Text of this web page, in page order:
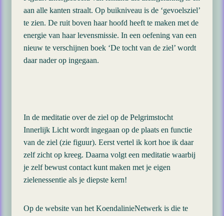
aan alle kanten straalt. Op buikniveau is de ‘gevoelsziel’
te zien. De ruit boven haar hoofd heeft te maken met de
energie van haar levensmissie. In een oefening van een
nieuw te verschijnen boek ‘De tocht van de ziel’ wordt
daar nader op ingegaan.
In de meditatie over de ziel op de Pelgrimstocht
Innerlijk Licht wordt ingegaan op de plaats en functie
van de ziel (zie figuur). Eerst vertel ik kort hoe ik daar
zelf zicht op kreeg. Daarna volgt een meditatie waarbij
je zelf bewust contact kunt maken met je eigen
zielenessentie als je diepste kern!
Op de website van het KoendalinieNetwerk is die te